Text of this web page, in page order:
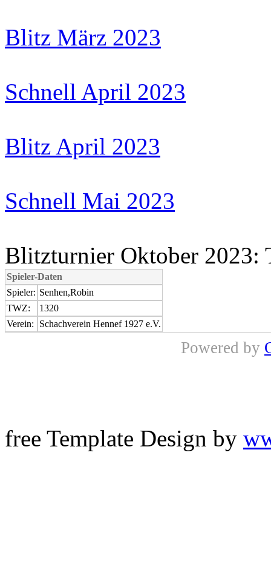
Blitz März 2023
Schnell April 2023
Blitz April 2023
Schnell Mai 2023
Blitzturnier Oktober 2023:
Spieler-Daten
Spieler: Senhen,Robin
TWZ:
1320
Verein:
Schachverein Hennef 1927 e.V.
Powered by
free Template Design by